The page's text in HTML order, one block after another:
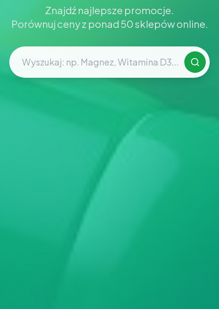
Znajdź najlepsze promocje.
Porównuj ceny z ponad 50 sklepów online.